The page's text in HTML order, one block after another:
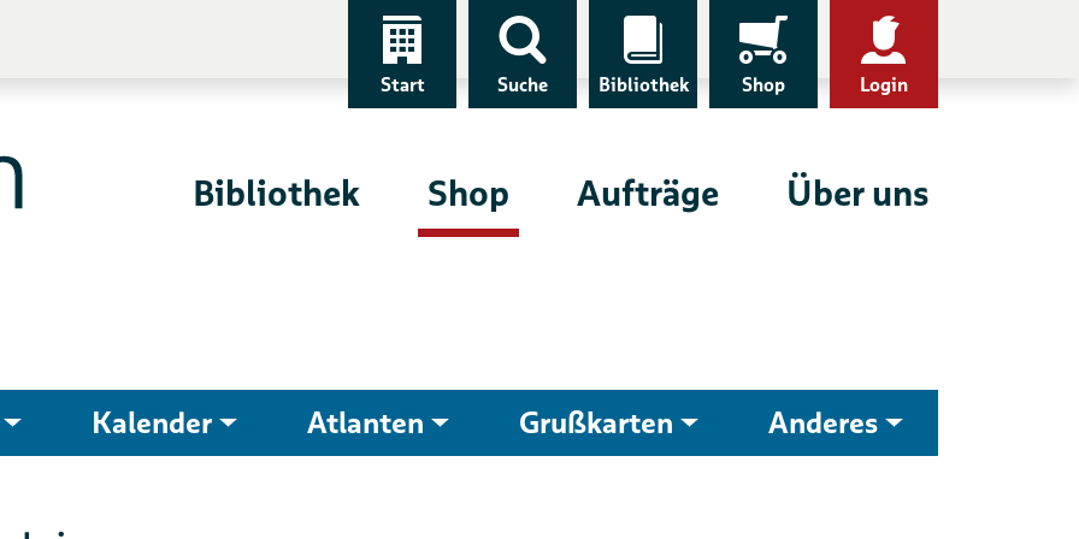
Start Suche Bibliothek Shop Login
Bibliothek Shop Aufträge Über uns
Kalender Atlanten Grußkarten Anderes